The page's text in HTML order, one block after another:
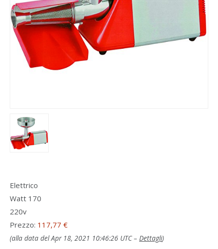
Elettrico
Watt 170
220v
Prezzo: 117,77 €
(alla data del Apr 18, 2021 10:46:26 UTC – Dettagli)